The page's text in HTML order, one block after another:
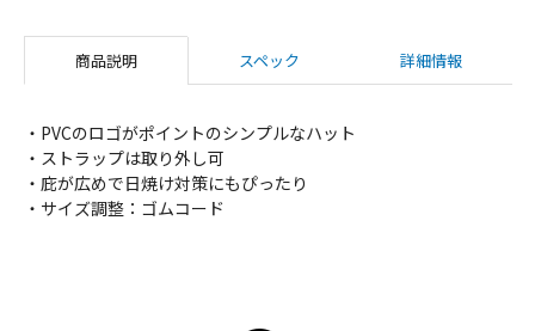
商品説明 スペック 詳細情報
・PVCのロゴがポイントのシンプルなハット
・ストラップは取り外し可
・庇が広めで日焼け対策にもぴったり
・サイズ調整：ゴムコード